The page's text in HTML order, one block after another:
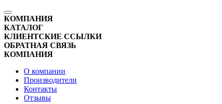
КОМПАНИЯ
КАТАЛОГ
КЛИЕНТСКИЕ ССЫЛКИ
ОБРАТНАЯ СВЯЗЬ
КОМПАНИЯ
О компании
Производители
Контакты
Отзывы